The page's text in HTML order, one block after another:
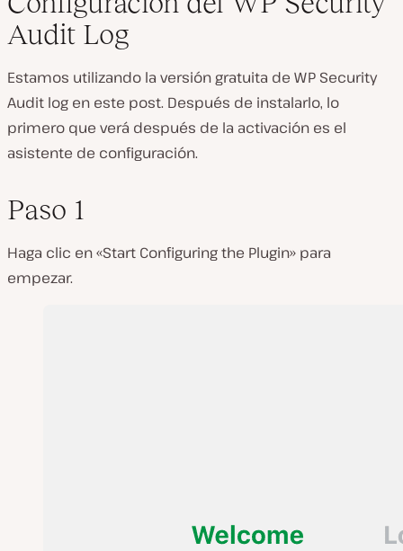
Audit Log
Estamos utilizando la versión gratuita de WP Security
Audit log en este post. Después de instalarlo, lo
primero que verá después de la activación es el
asistente de configuración.
Paso 1
Haga clic en «Start Configuring the Plugin» para
empezar.